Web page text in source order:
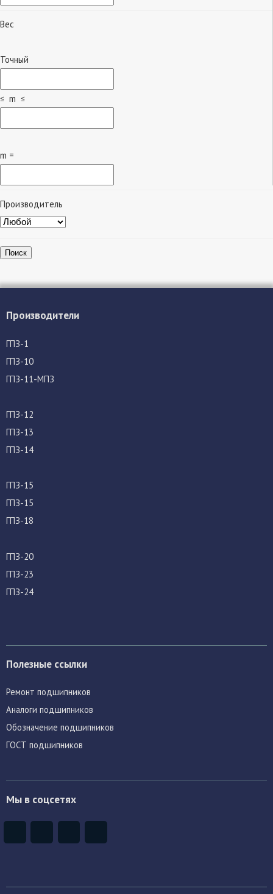
Вес
Точный
≤ m ≤
m =
Производитель
Поиск
Производители
ГПЗ-1
ГПЗ-10
ГПЗ-11-МПЗ
ГПЗ-12
ГПЗ-13
ГПЗ-14
ГПЗ-15
ГПЗ-15
ГПЗ-18
ГПЗ-20
ГПЗ-23
ГПЗ-24
Полезные ссылки
Ремонт подшипников
Аналоги подшипников
Обозначение подшипников
ГОСТ подшипников
Мы в соцсетях